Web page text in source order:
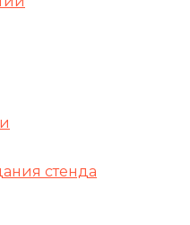
стенда